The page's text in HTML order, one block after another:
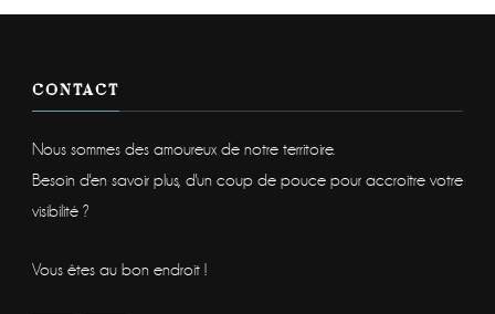
CONTACT
Nous sommes des amoureux de notre territoire.
Besoin d'en savoir plus, d'un coup de pouce pour accroitre votre
visibilité ?
Vous êtes au bon endroit !